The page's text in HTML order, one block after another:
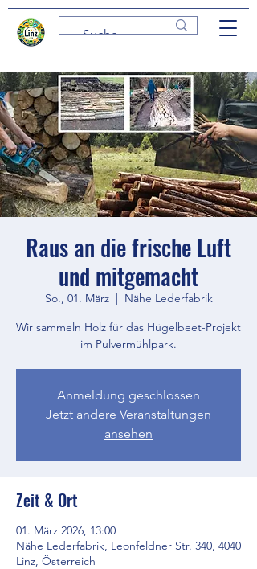
Raus an die frische Luft
und mitgemacht
So., 01. März
  |
Nähe Lederfabrik
Wir sammeln Holz für das Hügelbeet-Projekt
im Pulvermühlpark.
Anmeldung geschlossen
Jetzt andere Veranstaltungen
ansehen
Zeit & Ort
01. März 2026, 13:00
Nähe Lederfabrik, Leonfeldner Str. 340, 4040
Linz, Österreich